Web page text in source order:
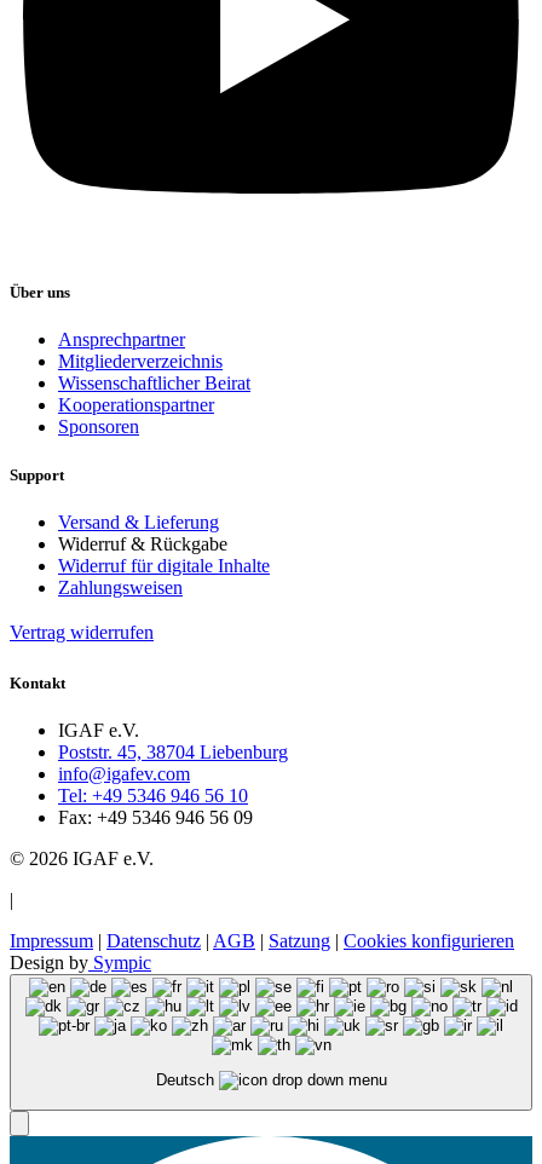
Über uns
Ansprechpartner
Mitgliederverzeichnis
Wissenschaftlicher Beirat
Kooperationspartner
Sponsoren
Support
Versand & Lieferung
Widerruf & Rückgabe
Widerruf für digitale Inhalte
Zahlungsweisen
Vertrag widerrufen
Kontakt
IGAF e.V.
Poststr. 45, 38704 Liebenburg
info@igafev.com
Tel: +49 5346 946 56 10
Fax: +49 5346 946 56 09
© 2026 IGAF e.V.
|
Impressum | Datenschutz | AGB | Satzung | Cookies konfigurieren
Design by Sympic
Deutsch